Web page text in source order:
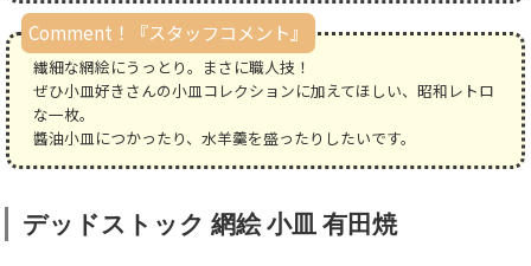
Comment！『スタッフコメント』
繊細な網絵にうっとり。まさに職人技！
ぜひ小皿好きさんの小皿コレクションに加えてほしい、昭和レトロ
な一枚。
醬油小皿につかったり、水羊羹を盛ったりしたいです。
デッドストック 網絵 小皿 有田焼